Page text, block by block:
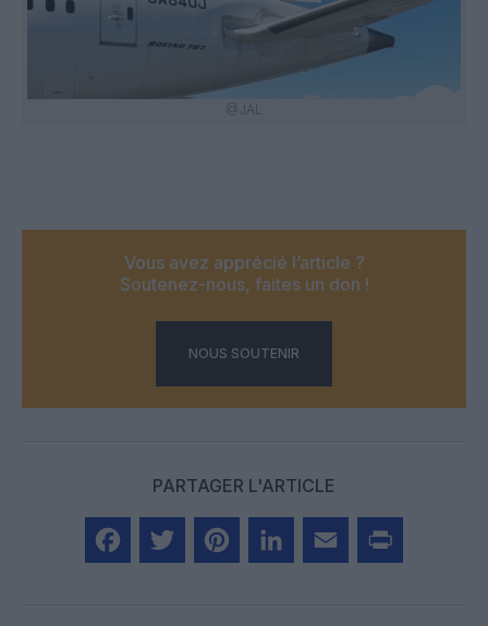
@JAL
Vous avez apprécié l’article ?
Soutenez-nous, faites un don !
NOUS SOUTENIR
PARTAGER L'ARTICLE